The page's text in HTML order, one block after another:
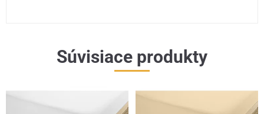
Súvisiace produkty